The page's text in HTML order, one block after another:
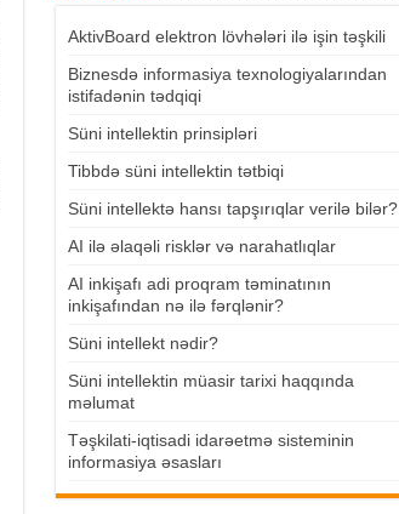
AktivBoard elektron lövhələri ilə işin təşkili
Biznesdə informasiya texnologiyalarından
istifadənin tədqiqi
Süni intellektin prinsipləri
Tibbdə süni intellektin tətbiqi
Süni intellektə hansı tapşırıqlar verilə bilər?
AI ilə əlaqəli risklər və narahatlıqlar
AI inkişafı adi proqram təminatının
inkişafından nə ilə fərqlənir?
Süni intellekt nədir?
Süni intellektin müasir tarixi haqqında
məlumat
Təşkilati-iqtisadi idarəetmə sisteminin
informasiya əsasları